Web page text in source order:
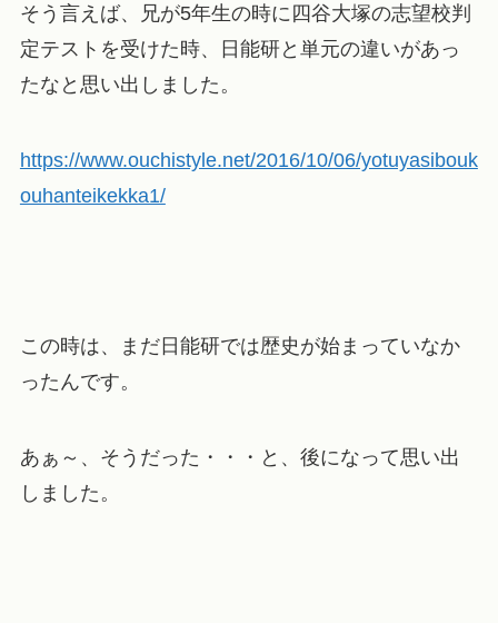
そう言えば、兄が5年生の時に四谷大塚の志望校判
定テストを受けた時、日能研と単元の違いがあっ
たなと思い出しました。
https://www.ouchistyle.net/2016/10/06/yotuyasibouk
ouhanteikekka1/
この時は、まだ日能研では歴史が始まっていなか
ったんです。
あぁ～、そうだった・・・と、後になって思い出
しました。